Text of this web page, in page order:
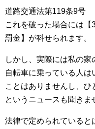
道路交通法第119条9号
これを破った場合には
罰金】が科せられます。
しかし、実際には私の
自転車に乗っている人
ことはありませんし、
というニュースも聞きま
法律で定められていると